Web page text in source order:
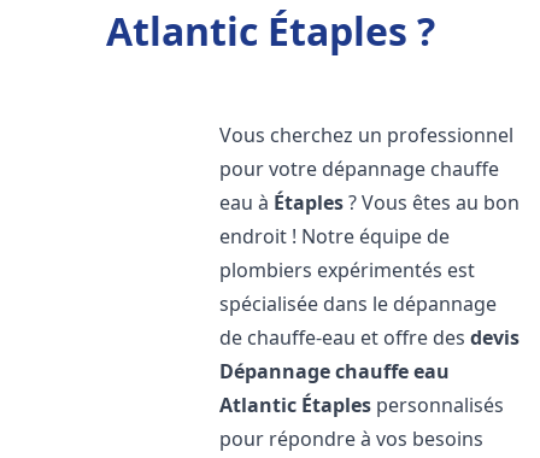
Atlantic Étaples ?
Vous cherchez un professionnel
pour votre dépannage chauffe
eau à Étaples? Vous êtes au bon
endroit ! Notre équipe de
plombiers expérimentés est
spécialisée dans le dépannage
de chauffe-eau et offre desdevis
Dépannage chauffe eau
Atlantic Étaples personnalisés
pour répondre à vos besoins